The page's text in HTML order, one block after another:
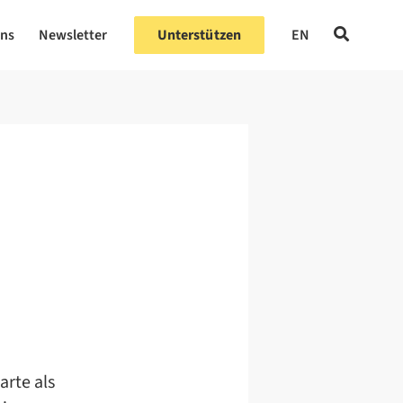
Newsletter Unterstützen EN
als